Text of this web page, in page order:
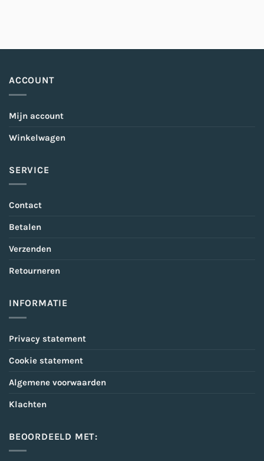
ACCOUNT
Mijn account
Winkelwagen
SERVICE
Contact
Betalen
Verzenden
Retourneren
INFORMATIE
Privacy statement
Cookie statement
Algemene voorwaarden
Klachten
BEOORDEELD MET: